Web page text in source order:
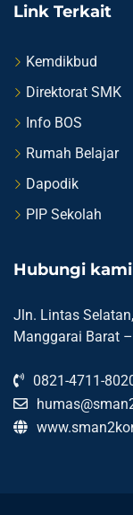
Link Terkait
Kemdikbud
Direktorat SMK
Info BOS
Rumah Belajar
Dapodik
PIP Sekolah
Hubungi kami
Jln. Lintas
Manggarai Barat
0821-4711-